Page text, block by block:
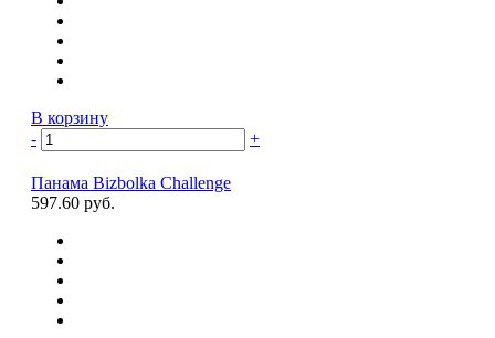
В корзину
-
+
Панама Bizbolka Challenge
597.60 руб.